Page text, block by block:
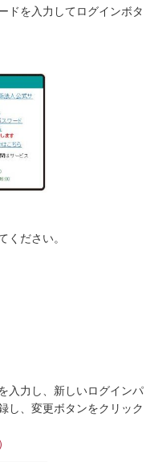
ドを入力してログインボタ
ださい。
入力し、新しいログインパ
し、変更ボタンをクリック